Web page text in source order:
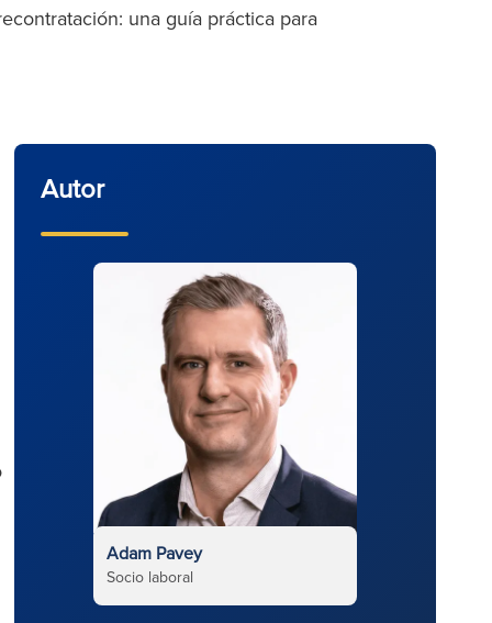
una guía práctica para
Autor
Adam Pavey
Socio laboral